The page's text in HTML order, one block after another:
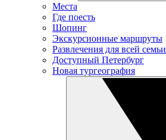
Места
Где поесть
Шопинг
Экскурсионные маршруты
Развлечения для всей семьи
Доступный Петербург
Новая тургеография